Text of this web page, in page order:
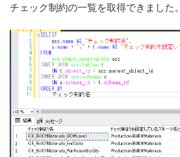
チェック制約の一覧を取得できました。